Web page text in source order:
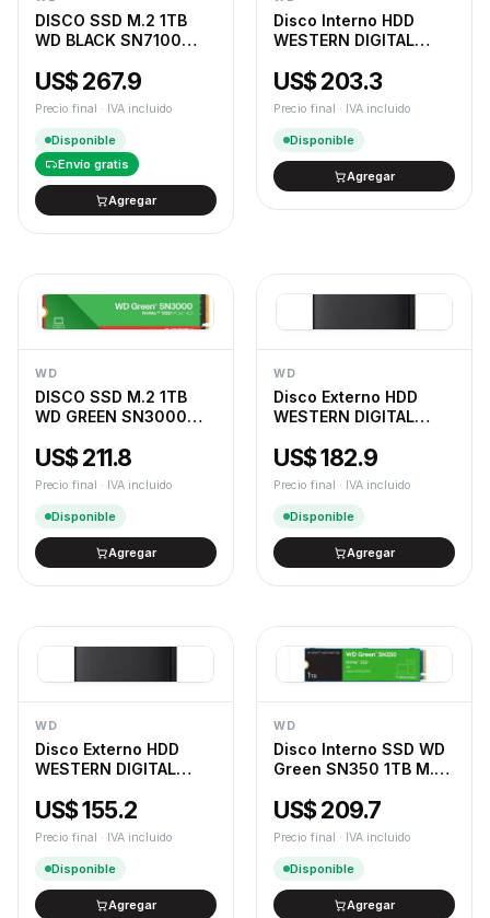
DISCO SSD M.2 1TB
WD BLACK SN7100
US$ 267.9
Precio final · IVA incluido
Disponible
Envío gratis
Agregar
Disco Interno HDD
WESTERN DIGITAL
3.0 5400rpm
US$ 203.3
Precio final · IVA incluido
Disponible
Agregar
WD
DISCO SSD M.2 1TB
WD GREEN SN3000
US$ 211.8
Precio final · IVA incluido
Disponible
Agregar
WD
Disco Externo HDD
WESTERN DIGITAL
Tipo A Negro
US$ 182.9
Precio final · IVA incluido
Disponible
Agregar
WD
Disco Externo HDD
WESTERN DIGITAL
Tipo A Negro
US$ 155.2
Precio final · IVA incluido
Disponible
Agregar
WD
Disco Interno SSD WD
Green SN350 1TB M.2
2400MB/S
US$ 209.7
Precio final · IVA incluido
Disponible
Agregar